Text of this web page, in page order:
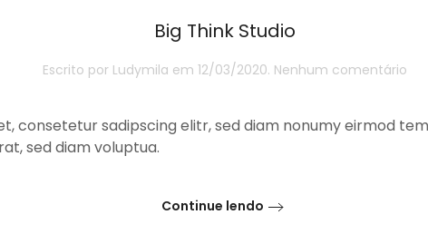
Big Think Studio
Escrito por Ludymila em 12/03/2020. Nenhum comentário
consetetur sadipscing elitr, sed diam nonumy eirmod
sed diam voluptua.
Continue lendo